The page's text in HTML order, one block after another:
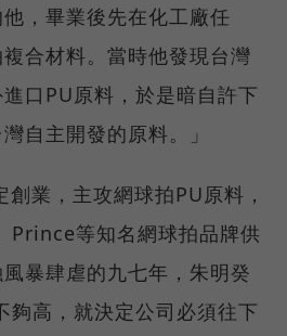
，畢業後先在化工廠任
合材料。當時他發現台灣
口PU原料，於是暗自許下
自主開發的原料。」
業，主攻網球拍PU原料，
Prince等知名網球拍品牌供
暴肆虐的九七年，朱明癸
夠高，就決定公司必須往下